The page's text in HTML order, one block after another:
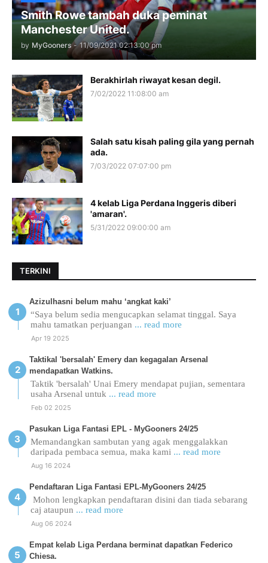
Smith Rowe tambah duka peminat
Manchester United.
by MyGooners - 11/09/2021 02:13:00 pm
Berakhirlah riwayat kesan degil.
7/02/2022 11:08:00 am
Salah satu kisah paling gila yang pernah
ada.
7/03/2022 07:07:00 pm
4 kelab Liga Perdana Inggeris diberi
'amaran'.
5/31/2022 09:00:00 am
TERKINI
Azizulhasni belum mahu ‘angkat kaki’
“Saya belum sedia mengucapkan selamat tinggal. Saya
mahu tamatkan perjuangan ... read more
Apr 19 2025
Taktikal 'bersalah' Emery dan kegagalan Arsenal
mendapatkan Watkins.
Taktik 'bersalah' Unai Emery mendapat pujian, sementara
usaha Arsenal untuk ... read more
Feb 02 2025
Pasukan Liga Fantasi EPL - MyGooners 24/25
Memandangkan sambutan yang agak menggalakkan
daripada pembaca semua, maka kami ... read more
Aug 16 2024
Pendaftaran Liga Fantasi EPL-MyGooners 24/25
Mohon lengkapkan pendaftaran disini dan tiada sebarang
caj ataupun ... read more
Aug 06 2024
Empat kelab Liga Perdana berminat dapatkan Federico
Chiesa.